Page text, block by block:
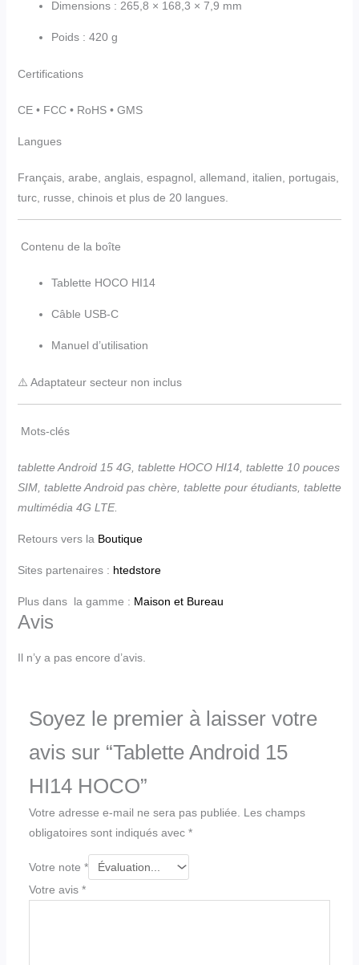
Dimensions : 265,8 × 168,3 × 7,9 mm
Poids : 420 g
Certifications
CE • FCC • RoHS • GMS
Langues
Français, arabe, anglais, espagnol, allemand, italien, portugais,
turc, russe, chinois et plus de 20 langues.
Contenu de la boîte
Tablette HOCO HI14
Câble USB-C
Manuel d’utilisation
⚠️ Adaptateur secteur non inclus
Mots-clés
tablette Android 15 4G, tablette HOCO HI14, tablette 10 pouces
SIM, tablette Android pas chère, tablette pour étudiants, tablette
multimédia 4G LTE.
Retours vers la Boutique
Sites partenaires : htedstore
Plus dans la gamme : Maison et Bureau
Avis
Il n’y a pas encore d’avis.
Soyez le premier à laisser votre
avis sur “Tablette Android 15
HI14 HOCO”
Votre adresse e-mail ne sera pas publiée. Les champs
obligatoires sont indiqués avec *
Votre note *
Votre avis *